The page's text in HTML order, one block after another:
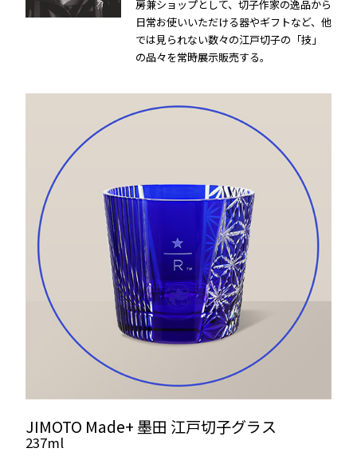
房兼ショップとして、切子作家の逸品から
日常お使いいただける器やギフトなど、他
では見られない数々の江戸切子の「技」
の品々を常時展示販売する。
JIMOTO Made+ 墨田 江戸切子グラス
237ml